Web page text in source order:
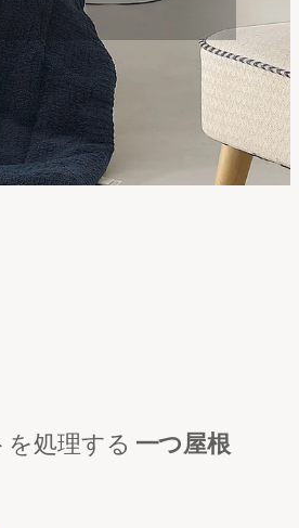
処理する 一つ屋根